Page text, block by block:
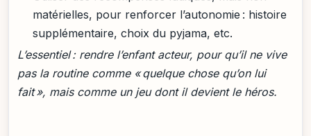
matérielles, pour renforcer l’autonomie : histoire
supplémentaire, choix du pyjama, etc.
L’essentiel : rendre l’enfant acteur, pour qu’il ne vive
pas la routine comme « quelque chose qu’on lui
fait », mais comme un jeu dont il devient le héros.